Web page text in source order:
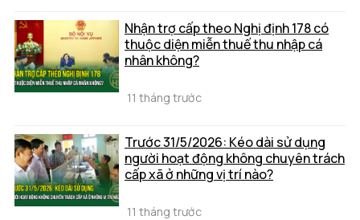
Nhận trợ cấp theo Nghị định 178 có
thuộc diện miễn thuế thu nhập cá
nhân không?
11 tháng trước
Trước 31/5/2026: Kéo dài sử dụng
người hoạt động không chuyên trách
cấp xã ở những vị trí nào?
11 tháng trước